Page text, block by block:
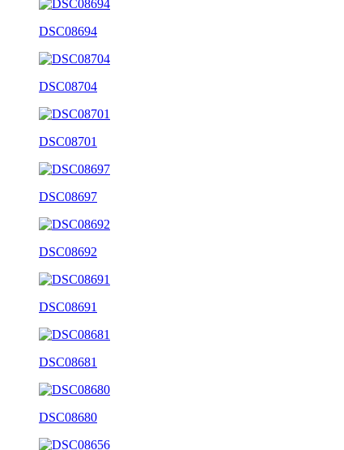
DSC08694
DSC08704
DSC08701
DSC08697
DSC08692
DSC08691
DSC08681
DSC08680